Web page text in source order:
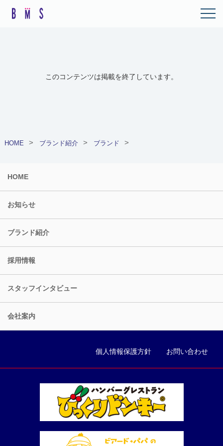
このコンテンツは掲載を終了しています。
HOME ブランド紹介 ブランド
HOME
お知らせ
ブランド紹介
採用情報
スタッフインタビュー
会社案内
お問い合わせ
個人情報保護方針